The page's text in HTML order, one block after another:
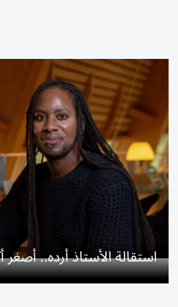
استقالة الأستاذ أرده..